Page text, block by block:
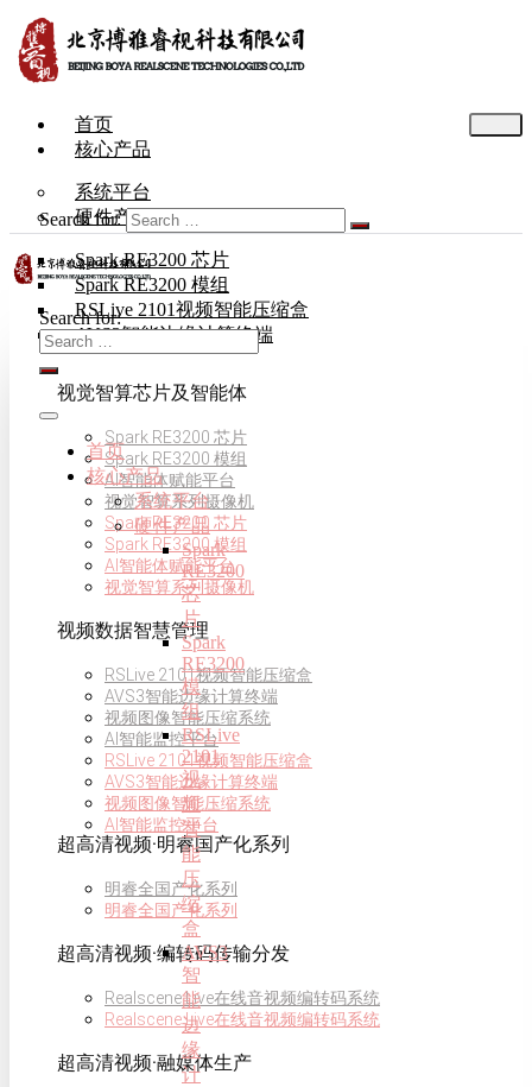
首页
核心产品
系统平台
硬件产品
Spark RE3200 芯片
Spark RE3200 模组
RSLive 2101视频智能压缩盒
AVS3智能边缘计算终端
视觉智算芯片及智能体
Spark RE3200 芯片
Spark RE3200 模组
AI智能体赋能平台
视觉智算系列摄像机
Spark RE3200 芯片
Spark RE3200 模组
AI智能体赋能平台
视觉智算系列摄像机
视频数据智慧管理
RSLive 2101视频智能压缩盒
AVS3智能边缘计算终端
视频图像智能压缩系统
AI智能监控平台
RSLive 2101视频智能压缩盒
AVS3智能边缘计算终端
视频图像智能压缩系统
AI智能监控平台
超高清视频·明睿国产化系列
明睿全国产化系列
明睿全国产化系列
超高清视频·编转码传输分发
Realscene Live在线音视频编转码系统
Realscene Live在线音视频编转码系统
超高清视频·融媒体生产
Search for:
Search for:
首页
核心产品
系统平台
硬件产品
Spark
RE3200
芯
片
Spark
RE3200
模
组
RSLive
2101
视
频
智
能
压
缩
盒
AVS3
智
能
边
缘
计